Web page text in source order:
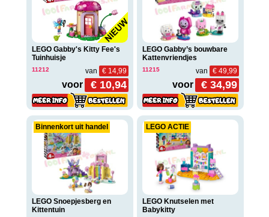
LEGO Gabby's Kitty Fee's
Tuinhuisje
€ 14,99
van
€ 10,94
voor
11212
LEGO Gabby’s bouwbare
Kattenvriendjes
€ 49,99
van
€ 34,99
voor
11215
Binnenkort uit handel
LEGO Snoepjesberg en
Kittentuin
LEGO ACTIE
LEGO Knutselen met
Babykitty